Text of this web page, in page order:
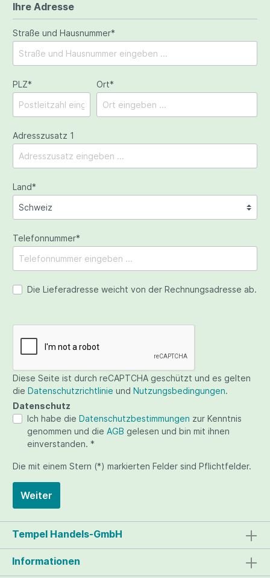
Ihre Adresse
Straße und Hausnummer*
PLZ* Ort*
Adresszusatz 1
Land*
Telefonnummer*
Die Lieferadresse weicht von der Rechnungsadresse ab.
Diese Seite ist durch reCAPTCHA geschützt und es gelten
die Datenschutzrichtlinie und Nutzungsbedingungen.
Datenschutz
Ich habe die Datenschutzbestimmungen zur Kenntnis
genommen und die AGB gelesen und bin mit ihnen
einverstanden. *
Die mit einem Stern (*) markierten Felder sind Pflichtfelder.
Weiter
Tempel Handels-GmbH
Informationen